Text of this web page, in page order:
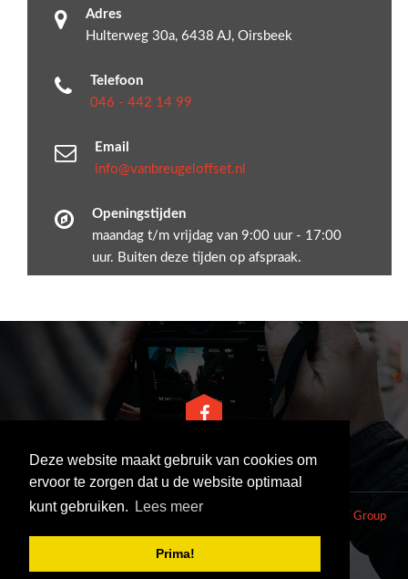
Deze website maakt gebruik van cookies om
ervoor te zorgen dat u de website optimaal
kunt gebruiken.
Lees meer
Prima!
Adres
Hulterweg 30a, 6438 AJ, Oirsbeek
Telefoon
046 - 442 14 99
Email
info@vanbreugeloffset.nl
Openingstijden
maandag t/m vrijdag van 9:00 uur - 17:00
uur. Buiten deze tijden op afspraak.
© 2026 Weekblad Goed Nieuws - Webontwikkeling: Asens ICT Group